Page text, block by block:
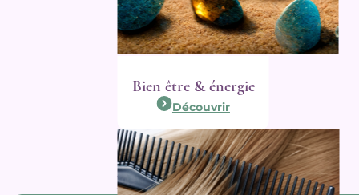
Bien être & énergie
Découvrir
Foire aux questions